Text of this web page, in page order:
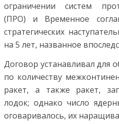
ограничении систем
(ПРО) и Временное
стратегических
на 5 лет, названное
Договор устанавливал для
по количеству
ракет, а также ракет,
лодок; однако число
оговаривалось, их